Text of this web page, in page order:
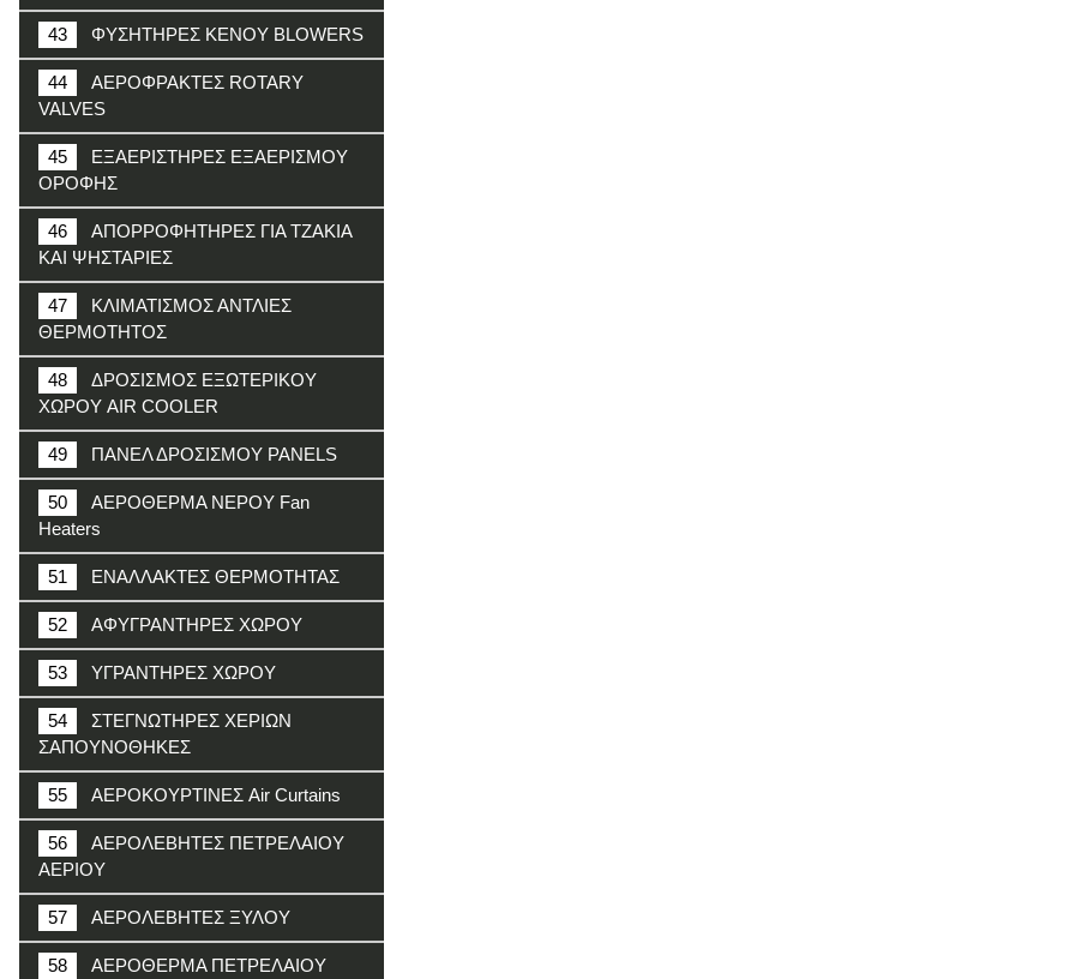
43 ΦΥΣΗΤΗΡΕΣ ΚΕΝΟΥ BLOWERS
44
ΑΕΡΟΦΡΑΚΤΕΣ ROTARY
VALVES
45
ΕΞΑΕΡΙΣΤΗΡΕΣ ΕΞΑΕΡΙΣΜΟΥ
ΟΡΟΦΗΣ
46
ΑΠΟΡΡΟΦΗΤΗΡΕΣ ΓΙΑ ΤΖΑΚΙΑ
ΚΑΙ ΨΗΣΤΑΡΙΕΣ
47
ΚΛΙΜΑΤΙΣΜΟΣ ΑΝΤΛΙΕΣ
ΘΕΡΜΟΤΗΤΟΣ
48
ΔΡΟΣΙΣΜΟΣ ΕΞΩΤΕΡΙΚΟΥ
ΧΩΡΟΥ AIR COOLER
49 ΠΑΝΕΛ ΔΡΟΣΙΣΜΟΥ PANELS
50
ΑΕΡΟΘΕΡΜΑ ΝΕΡΟΥ Fan
Heaters
51 ΕΝΑΛΛΑΚΤΕΣ ΘΕΡΜΟΤΗΤΑΣ
52 ΑΦΥΓΡΑΝΤΗΡΕΣ ΧΩΡΟΥ
53 ΥΓΡΑΝΤΗΡΕΣ ΧΩΡΟΥ
54
ΣΤΕΓΝΩΤΗΡΕΣ ΧΕΡΙΩΝ
ΣΑΠΟΥΝΟΘΗΚΕΣ
55 ΑΕΡΟΚΟΥΡΤΙΝΕΣ Air Curtains
56
ΑΕΡΟΛΕΒΗΤΕΣ ΠΕΤΡΕΛΑΙΟΥ
ΑΕΡΙΟΥ
57 ΑΕΡΟΛΕΒΗΤΕΣ ΞΥΛΟΥ
58 ΑΕΡΟΘΕΡΜΑ ΠΕΤΡΕΛΑΙΟΥ